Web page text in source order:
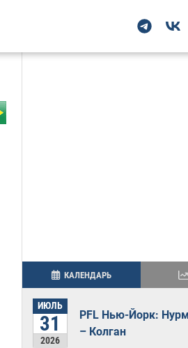
КАЛЕНДАРЬ
ИЮЛЬ
31
2026
PFL Нью-Йорк:
– Колган